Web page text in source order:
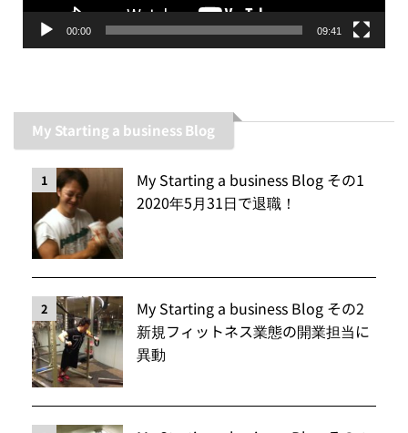
00:00 09:41
My Starting a business Blog
1
My Starting a business Blog その1
2020年5月31日で退職！
2
My Starting a business Blog その2
新規フィットネス業態の開業担当に
異動